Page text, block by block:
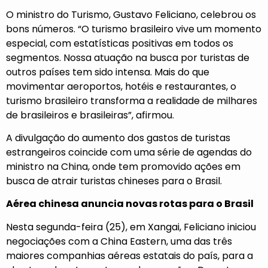
O ministro do Turismo, Gustavo Feliciano, celebrou os
bons números. “O turismo brasileiro vive um momento
especial, com estatísticas positivas em todos os
segmentos. Nossa atuação na busca por turistas de
outros países tem sido intensa. Mais do que
movimentar aeroportos, hotéis e restaurantes, o
turismo brasileiro transforma a realidade de milhares
de brasileiros e brasileiras”, afirmou.
A divulgação do aumento dos gastos de turistas
estrangeiros coincide com uma série de agendas do
ministro na China, onde tem promovido ações em
busca de atrair turistas chineses para o Brasil.
Aérea chinesa anuncia novas rotas para o Brasil
Nesta segunda-feira (25), em Xangai, Feliciano iniciou
negociações com a China Eastern, uma das três
maiores companhias aéreas estatais do país, para a